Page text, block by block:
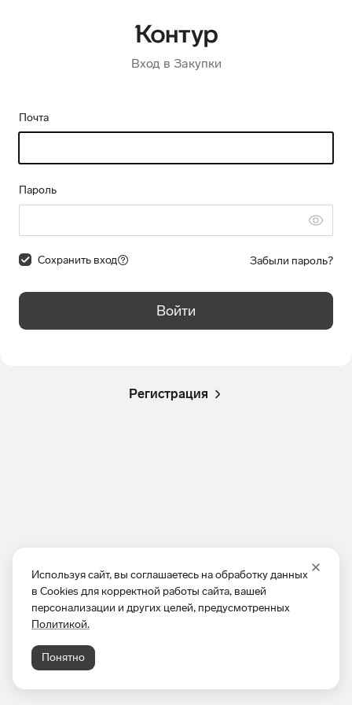
Используя сайт, вы соглашаетесь на обработку данных
в Cookies для корректной работы сайта, вашей
персонализации и других целей, предусмотренных
Политикой.
Понятно
Вход в Закупки
Почта
Пароль
Сохранить вход Забыли пароль?
Войти
Регистрация